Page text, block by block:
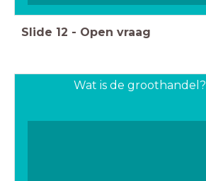
Slide 12 - Open vraag
Wat is de groothandel?